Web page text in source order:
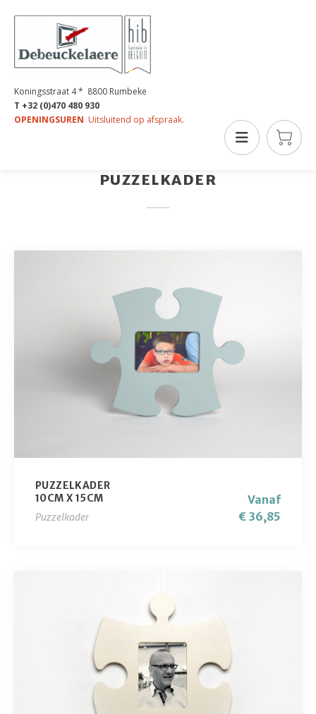
Koningsstraat 4 * 8800 Rumbeke
T +32 (0)470 480 930
OPENINGSUREN Uitsluitend op afspraak.
PUZZELKADER
PUZZELKADER
10CM X 15CM
Puzzelkader
Vanaf
€ 36,85